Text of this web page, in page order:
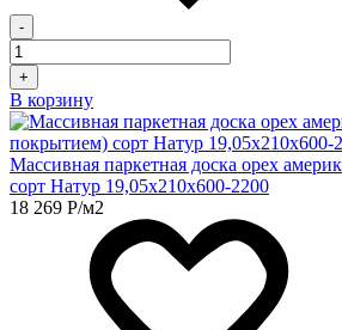
-
+
В корзину
Массивная паркетная доска орех
сорт Натур 19,05х210х600-2200
18 269 Р/м2